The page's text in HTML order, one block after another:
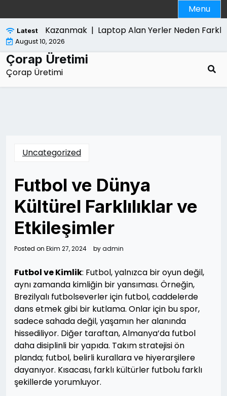
to
content
Menu
LatestKazanmak |Laptop Alan Yerler Neden Farkli
August 10, 2026
Çorap Üretimi
Çorap Üretimi
Uncategorized
Futbol ve Dünya
Kültürel Farklılıklar ve
Etkileşimler
Posted on Ekim 27, 2024 byadmin
Futbol ve Kimlik: Futbol, yalnızca bir oyun değil,
aynı zamanda kimliğin bir yansıması. Örneğin,
Brezilyalı futbolseverler için futbol, caddelerde
dans etmek gibi bir kutlama. Onlar için bu spor,
sadece sahada değil, yaşamın her alanında
hissediliyor. Diğer taraftan, Almanya’da futbol
daha disiplinli bir yapıda. Takım stratejisi ön
planda; futbol, belirli kurallara ve hiyerarşilere
dayanıyor. Kısacası, farklı kültürler futbolu farklı
şekillerde yorumluyor.